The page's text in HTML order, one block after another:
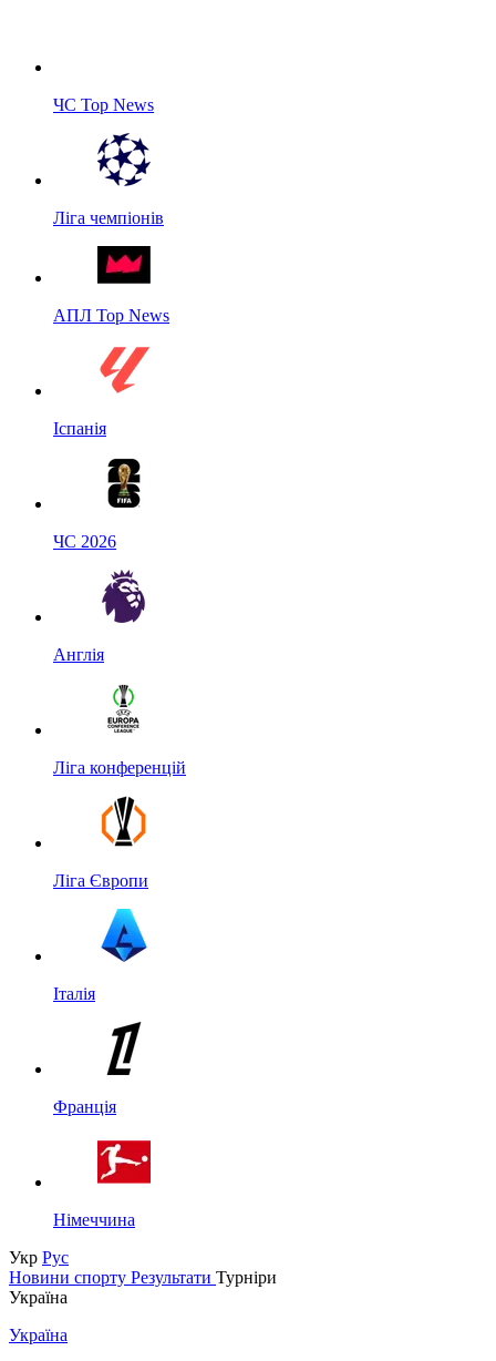
ЧС Top News
Ліга чемпіонів
АПЛ Top News
Іспанія
ЧС 2026
Англія
Ліга конференцій
Ліга Європи
Італія
Франція
Німеччина
Укр Рус
Новини спорту Результати Турніри
Україна
Україна